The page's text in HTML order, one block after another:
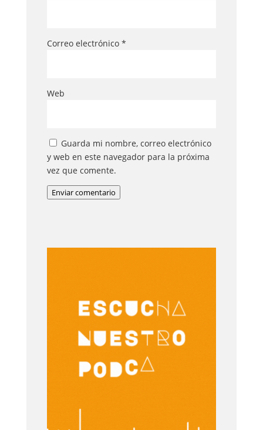
Correo electrónico *
Web
Guarda mi nombre, correo electrónico
y web en este navegador para la próxima
vez que comente.
Enviar comentario